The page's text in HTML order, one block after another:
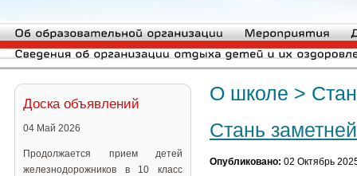
Доска объявлений
04 Май 2026
Продолжается прием детей
железнодорожников в 10 класс
О школе >
Стань
Опубликовано: 02 Октябрь